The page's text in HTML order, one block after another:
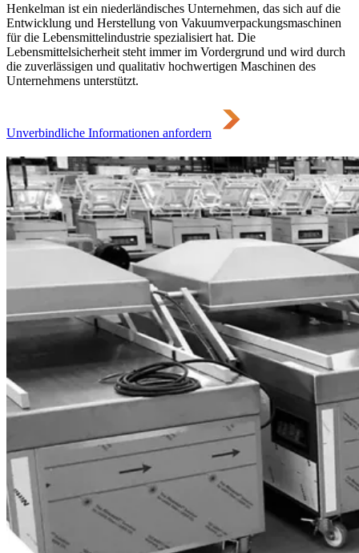
Henkelman ist ein niederländisches Unternehmen, das sich auf die
Entwicklung und Herstellung von Vakuumverpackungsmaschinen
für die Lebensmittelindustrie spezialisiert hat. Die
Lebensmittelsicherheit steht immer im Vordergrund und wird durch
die zuverlässigen und qualitativ hochwertigen Maschinen des
Unternehmens unterstützt.
Unverbindliche Informationen anfordern